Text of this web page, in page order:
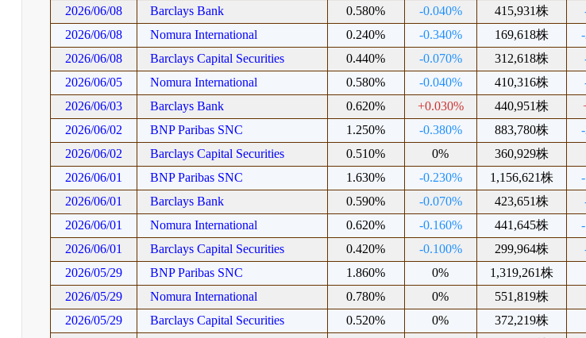
2026/06/08
Barclays Bank 0.580% -0.040% 415,931株
2026/06/08
Nomura International 0.240% -0.340% 169,618株
2026/06/08
Barclays Capital Securities 0.440% -0.070% 312,618株
2026/06/05
Nomura International 0.580% -0.040% 410,316株
2026/06/03
Barclays Bank 0.620% +0.030% 440,951株
2026/06/02
BNP Paribas SNC 1.250% -0.380% 883,780株
2026/06/02
Barclays Capital Securities 0.510% 0% 360,929株
2026/06/01
BNP Paribas SNC 1.630% -0.230% 1,156,621株
2026/06/01
Barclays Bank 0.590% -0.070% 423,651株
2026/06/01
Nomura International 0.620% -0.160% 441,645株
2026/06/01
Barclays Capital Securities 0.420% -0.100% 299,964株
2026/05/29
BNP Paribas SNC 1.860% 0% 1,319,261株
2026/05/29
Nomura International 0.780% 0% 551,819株
2026/05/29
Barclays Capital Securities 0.520% 0% 372,219株